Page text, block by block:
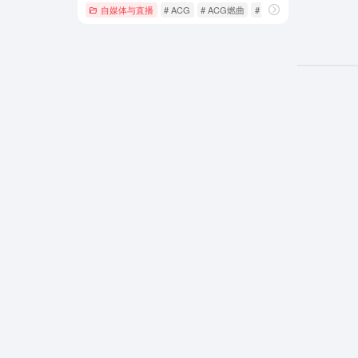
自媒体与直播 # ACG # ACG燃曲 # ACG神曲